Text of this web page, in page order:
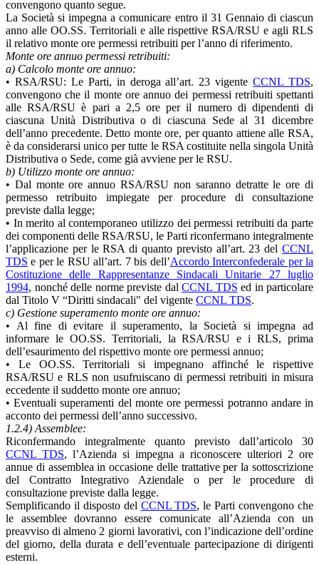
convengono quanto segue.
La Società si impegna a comunicare entro il 31 Gennaio di ciascun
anno alle OO.SS. Territoriali e alle rispettive RSA/RSU e agli RLS
il relativo monte ore permessi retribuiti per l’anno di riferimento.
Monte ore annuo permessi retribuiti:
a) Calcolo monte ore annuo:
• RSA/RSU: Le Parti, in deroga all’art. 23 vigenteCCNL TDS,
convengono che il monte ore annuo dei permessi retribuiti spettanti
alle RSA/RSU è pari a 2,5 ore per il numero di dipendenti di
ciascuna Unità Distributiva o di ciascuna Sede al 31 dicembre
dell’anno precedente. Detto monte ore, per quanto attiene alle RSA,
è da considerarsi unico per tutte le RSA costituite nella singola Unità
Distributiva o Sede, come già avviene per le RSU.
b) Utilizzo monte ore annuo:
• Dal monte ore annuo RSA/RSU non saranno detratte le ore di
permesso retribuito impiegate per procedure di consultazione
previste dalla legge;
• In merito al contemporaneo utilizzo dei permessi retribuiti da parte
dei componenti delle RSA/RSU, le Parti riconfermano integralmente
l’applicazione per le RSA di quanto previsto all’art. 23 del CCNL
TDS e per le RSU all’art. 7 bis dell’Accordo Interconfederale per la
Costituzione delle Rappresentanze Sindacali Unitarie 27 luglio
1994, nonché delle norme previste dal CCNL TDS ed in particolare
dal Titolo V “Diritti sindacali" del vigente CCNL TDS.
c) Gestione superamento monte ore annuo:
• Al fine di evitare il superamento, la Società si impegna ad
informare le OO.SS. Territoriali, la RSA/RSU e i RLS, prima
dell’esaurimento del rispettivo monte ore permessi annuo;
• Le OO.SS. Territoriali si impegnano affinché le rispettive
RSA/RSU e RLS non usufruiscano di permessi retribuiti in misura
eccedente il suddetto monte ore annuo;
• Eventuali superamenti del monte ore permessi potranno andare in
acconto dei permessi dell’anno successivo.
1.2.4) Assemblee:
Riconfermando integralmente quanto previsto dall’articolo 30
CCNL TDS, l’Azienda si impegna a riconoscere ulteriori 2 ore
annue di assemblea in occasione delle trattative per la sottoscrizione
del Contratto Integrativo Aziendale o per le procedure di
consultazione previste dalla legge.
Semplificando il disposto del CCNL TDS, le Parti convengono che
le assemblee dovranno essere comunicate all’Azienda con un
preavviso di almeno 2 giorni lavorativi, con l’indicazione dell’ordine
del giorno, della durata e dell’eventuale partecipazione di dirigenti
esterni.